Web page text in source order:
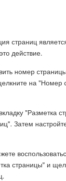
страниц
действие.
номер
на "Номер
"Разметка
Затем
страницы" и